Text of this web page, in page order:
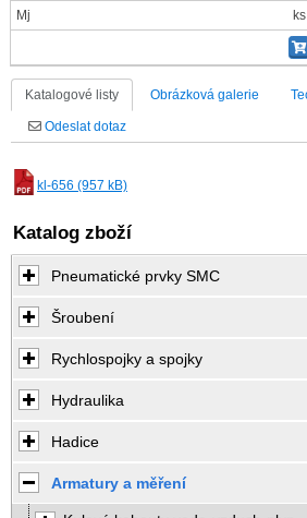
Mj
ks
Katalogové listy Obrázková galerie
Odeslat dotaz
kl-656 (957 kB)
Katalog zboží
Pneumatické prvky SMC
Šroubení
Rychlospojky a spojky
Hydraulika
Hadice
Armatury a měření